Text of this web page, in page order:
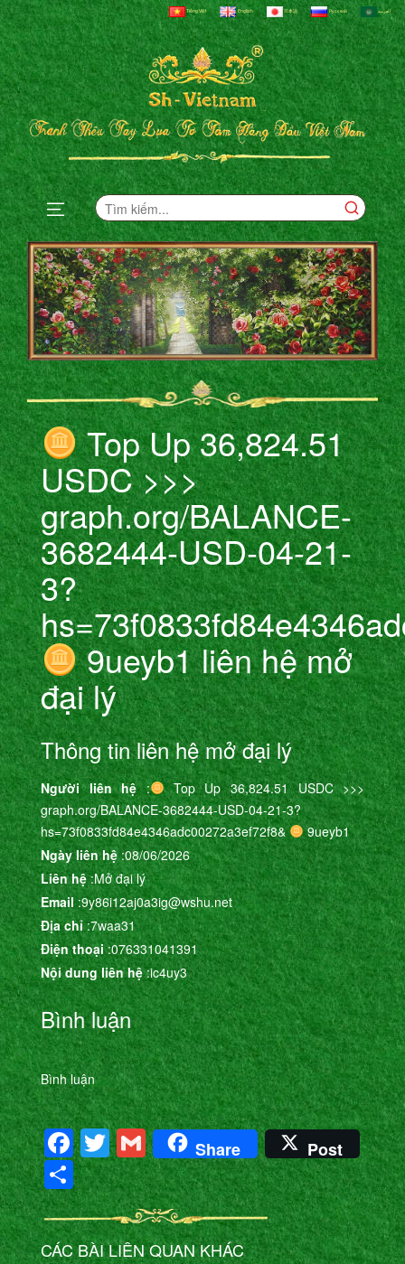
Tiếng Việt English 日本語 Русский العربية
Top Up 36,824.51
USDC >>>
graph.org/BALANCE-
3682444-USD-04-21-
3?
9ueyb1 liên hệ mở
đại lý
Thông tin liên hệ mở đại lý
Người liên hệ:
Top Up 36,824.51 USDC >>>
graph.org/BALANCE-3682444-USD-04-21-3?
hs=73f0833fd84e4346adc00272a3ef72f8&
9ueyb1
Ngày liên hệ:08/06/2026
Liên hệ:Mở đại lý
Email:9y86i12aj0a3ig@wshu.net
Địa chỉ:7waa31
Điện thoại:076331041391
Nội dung liên hệ:ic4uy3
Bình luận
Bình luận
Facebook
Twitter
Gmail
Share Post
Share
CÁC BÀI LIÊN QUAN KHÁC